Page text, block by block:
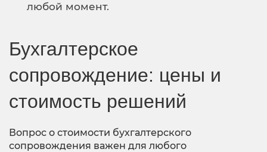
любой момент.
Бухгалтерское
сопровождение: цены и
стоимость решений
Вопрос о стоимости бухгалтерского
сопровождения важен для любого